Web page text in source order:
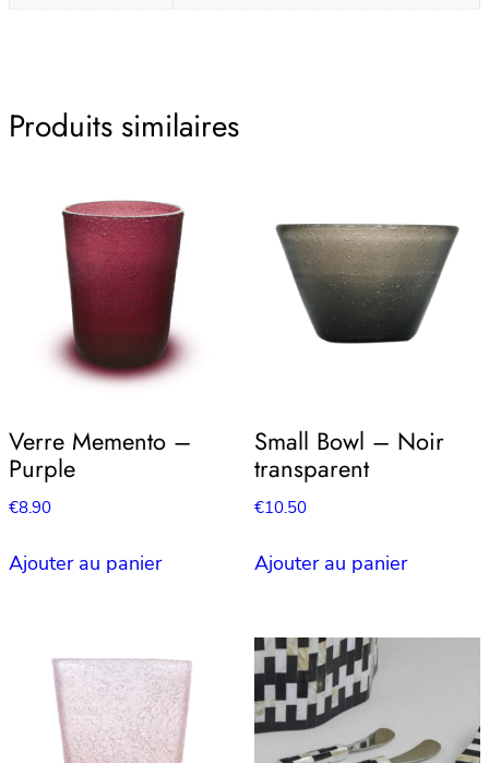
Produits similaires
Verre Memento –
Purple
€8.90
Ajouter au panier
Small Bowl – Noir
transparent
€10.50
Ajouter au panier